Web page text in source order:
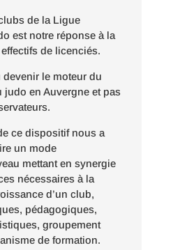
de la Ligue
est notre réponse à la
de licenciés.
le moteur du
judo en Auvergne et pas
ce dispositif nous a
un mode
mettant en synergie
nécessaires à la
d’un club,
pédagogiques,
groupement
de formation.